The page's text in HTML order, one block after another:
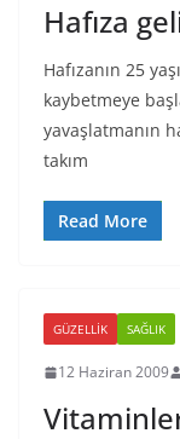
Hafıza
Hafızanın 25
kaybetmeye
yavaşlatmanın
takım
Read More
GÜZELLIK SAĞLIK
12 Haziran 2009